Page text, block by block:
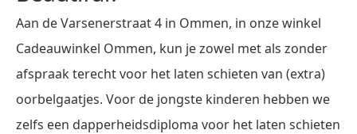
Aan de Varsenerstraat 4 in Ommen, in onze winkel
Cadeauwinkel Ommen, kun je zowel met als zonder
afspraak terecht voor het laten schieten van (extra)
oorbelgaatjes. Voor de jongste kinderen hebben we
zelfs een dapperheidsdiploma voor het laten schieten